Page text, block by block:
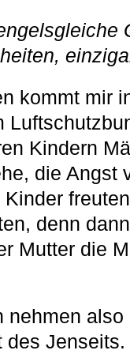
kommt mir
Kindern
die Angst
denn
Mutter die
nehmen
des